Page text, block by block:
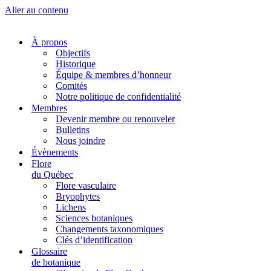
Aller au contenu
À propos
Objectifs
Historique
Équipe & membres d’honneur
Comités
Notre politique de confidentialité
Membres
Devenir membre ou renouveler
Bulletins
Nous joindre
Évènements
Flore
du Québec
Flore vasculaire
Bryophytes
Lichens
Sciences botaniques
Changements taxonomiques
Clés d’identification
Glossaire
de botanique